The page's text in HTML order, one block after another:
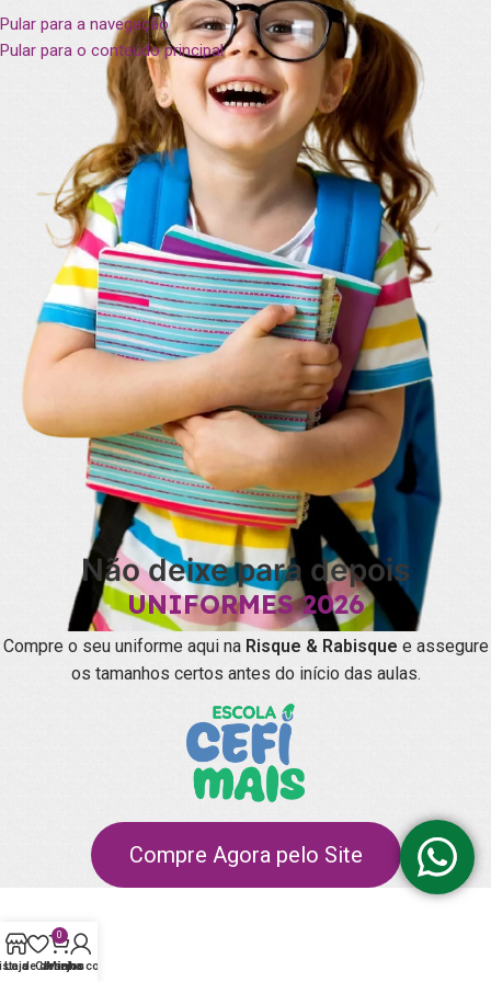
Pular para a navegação
Pular para o conteúdo principal
Não deixe para depois
UNIFORMES 2026
Compre o seu uniforme aqui na Risque & Rabisque e assegure
os tamanhos certos antes do início das aulas.
Compre Agora pelo Site
Lojade desejos
0
Carrinho
Minha conta